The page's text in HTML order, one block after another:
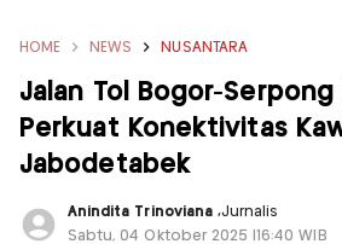
HOME NEWS NUSANTARA
Jalan Tol Bogor-Serpong
Perkuat Konektivitas
Jabodetabek
Anindita Trinoviana ,Jurnalis
Sabtu, 04 Oktober 2025 |16:40 WIB